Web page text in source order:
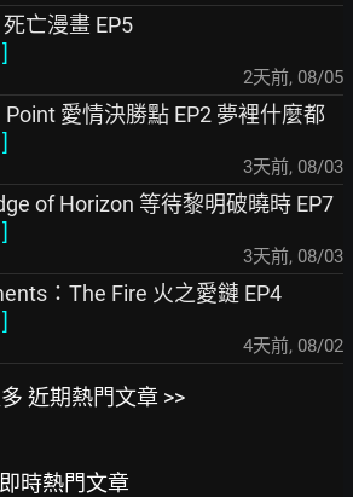
亡漫畫 EP5
]
2天前, 08/05
愛情決勝點 EP2 夢裡什麼都
]
3天前, 08/03
of Horizon 等待黎明破曉時 EP7
]
3天前, 08/03
：The Fire 火之愛鏈 EP4
]
4天前, 08/02
近期熱門文章 >>
時熱門文章